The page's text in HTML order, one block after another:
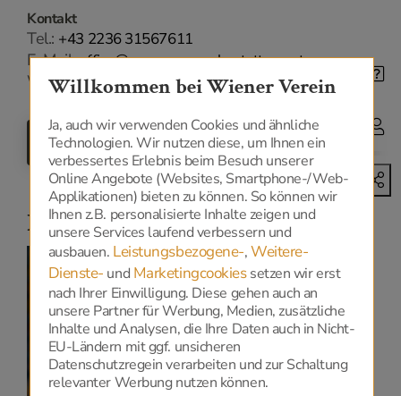
Kontakt
Tel.: +43 2236 31567611
E-Mail:office@unvergessen-bestattung.at
Web:www.unvergessen-bestattung.at/
ZURÜCK
Niederlassungen
Datenschutz
Zur Anzeige dieser Karte benötigen wir Ihre
Willkommen bei Wiener Verein
Ja, auch wir verwenden Cookies und ähnliche
Technologien. Wir nutzen diese, um Ihnen ein
verbessertes Erlebnis beim Besuch unserer
Online Angebote (Websites, Smartphone-/Web-
Applikationen) bieten zu können. So können wir
Ihnen z.B. personalisierte Inhalte zeigen und
unsere Services laufend verbessern und
ausbauen. Leistungsbezogene-,Weitere-
Dienste- und Marketingcookiessetzen wir erst
nach Ihrer Einwilligung. Diese gehen auch an
unsere Partner für Werbung, Medien, zusätzliche
Inhalte und Analysen, die Ihre Daten auch in Nicht-
EU-Ländern mit ggf. unsicheren
Datenschutzregein verarbeiten und zur Schaltung
relevanter Werbung nutzen können.